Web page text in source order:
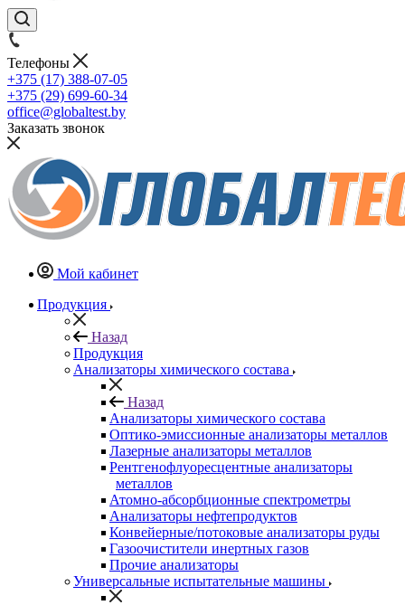
Телефоны
+375 (17) 388-07-05
+375 (29) 699-60-34
office@globaltest.by
Заказать звонок
Мой кабинет
Продукция
Назад
Продукция
Анализаторы химического состава
Назад
Анализаторы химического состава
Оптико-эмиссионные анализаторы металлов
Лазерные анализаторы металлов
Рентгенофлуоресцентные анализаторы
металлов
Атомно-абсорбционные спектрометры
Анализаторы нефтепродуктов
Конвейерные/потоковые анализаторы руды
Газоочистители инертных газов
Прочие анализаторы
Универсальные испытательные машины